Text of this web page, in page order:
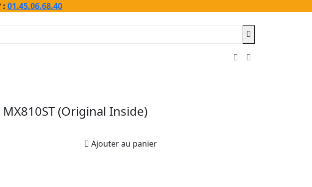
: 01.45.06.68.40
(Original Inside)
Ajouter au panier